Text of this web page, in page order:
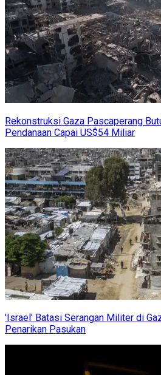
Rekonstruksi Gaza Pascaperang
Pendanaan Capai US$54 Miliar
'Israel' Batasi Serangan Militer di
Penarikan Pasukan